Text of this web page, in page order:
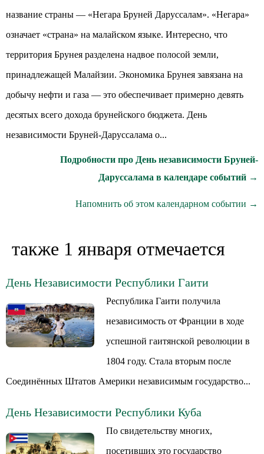
название страны — «Негара Бруней Даруссалам». «Негара»
означает «страна» на малайском языке. Интересно, что
территория Брунея разделена надвое полосой земли,
принадлежащей Малайзии. Экономика Брунея завязана на
добычу нефти и газа — это обеспечивает примерно девять
десятых всего дохода брунейского бюджета. День
независимости Бруней-Даруссалама о...
Подробности про День независимости Бруней-
Даруссалама в календаре событий →
Напомнить об этом календарном событии →
также 1 января отмечается
День Независимости Республики Гаити
Республика Гаити получила
независимость от Франции в ходе
успешной гаитянской революции в
1804 году. Стала вторым после
Соединённых Штатов Америки независимым государство...
День Независимости Республики Куба
По свидетельству многих,
посетивших это государство